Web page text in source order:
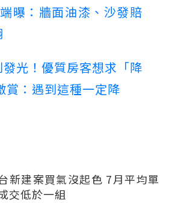
曝：牆面油漆、沙發賠
光！優質房客想求「降
賞：遇到這種一定降
新建案買氣沒起色 7月平均單
交低於一組